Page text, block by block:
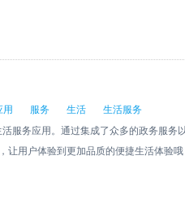
实用有趣的修图玩法。
用 服务 生活
生活服务
服务应用。通过集成了众多的政务服务
让用户体验到更加品质的便捷生活体验